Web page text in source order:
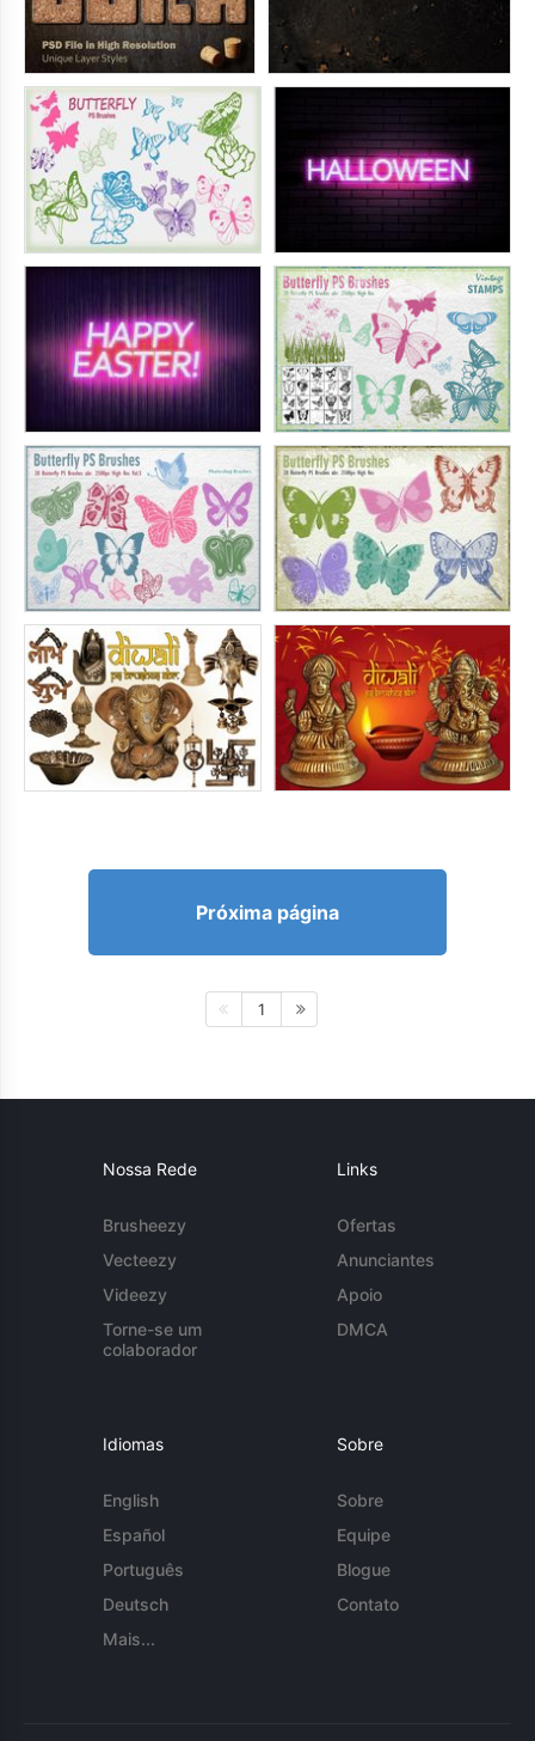
Próxima página
1
Nossa Rede
Brusheezy
Vecteezy
Videezy
Torne-se um
colaborador
Links
Ofertas
Anunciantes
Apoio
DMCA
Idiomas
English
Español
Português
Deutsch
Mais...
Sobre
Sobre
Equipe
Blogue
Contato